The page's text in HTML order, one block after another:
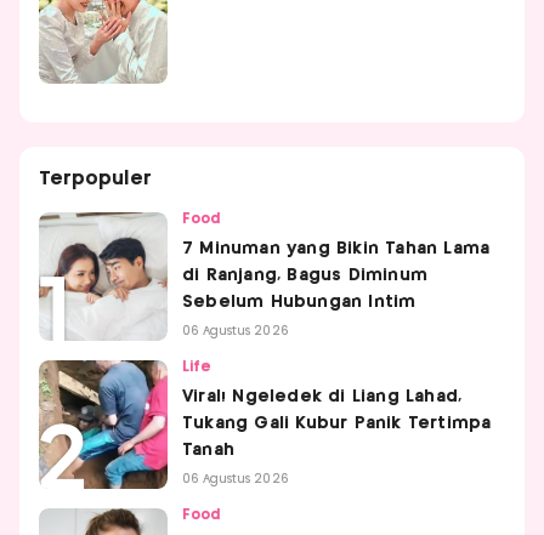
Terpopuler
Food
7 Minuman yang Bikin Tahan Lama
di Ranjang, Bagus Diminum
Sebelum Hubungan Intim
06 Agustus 2026
Life
Viral! Ngeledek di Liang Lahad,
Tukang Gali Kubur Panik Tertimpa
Tanah
06 Agustus 2026
Food